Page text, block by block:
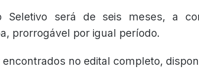
Seletivo será de seis meses, a
prorrogável por igual período.
no edital completo,